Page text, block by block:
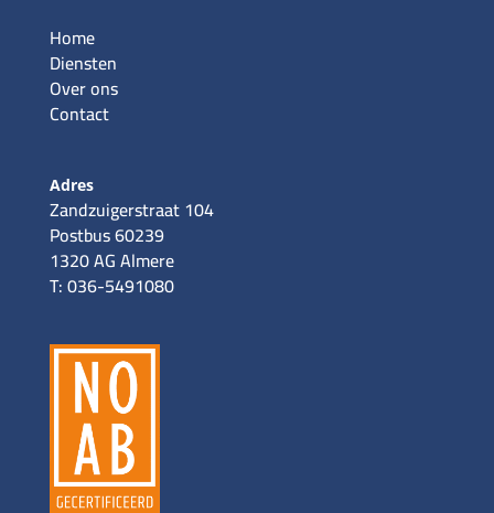
Home
Diensten
Over ons
Contact
Adres
Zandzuigerstraat 104
Postbus 60239
1320 AG Almere
T: 036-5491080